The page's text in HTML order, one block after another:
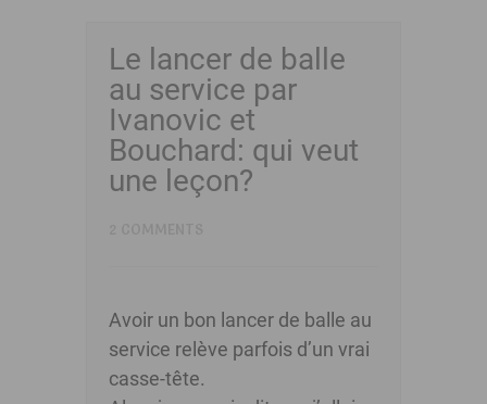
Le lancer de balle
au service par
Ivanovic et
Bouchard: qui veut
une leçon?
Avoir un bon lancer de balle au
service relève parfois d’un vrai
casse-tête.